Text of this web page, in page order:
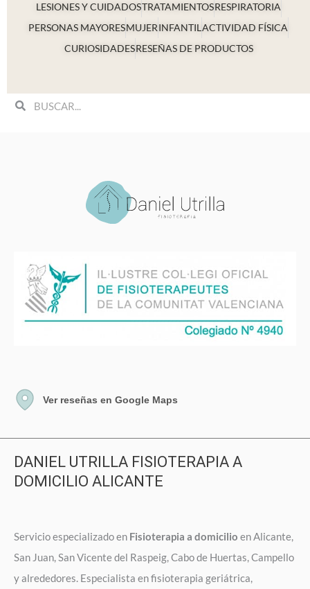
LESIONES Y CUIDADOSTRATAMIENTOSRESPIRATORIA
PERSONAS MAYORESMUJERINFANTILACTIVIDAD FÍSICA
CURIOSIDADESRESEÑAS DE PRODUCTOS
SearchSearch
Ver reseñas en Google Maps
DANIEL UTRILLA FISIOTERAPIA A
DOMICILIO ALICANTE
Servicio especializado en Fisioterapia a domicilio en Alicante,
San Juan, San Vicente del Raspeig, Cabo de Huertas, Campello
y alrededores. Especialista en fisioterapia geriátrica,